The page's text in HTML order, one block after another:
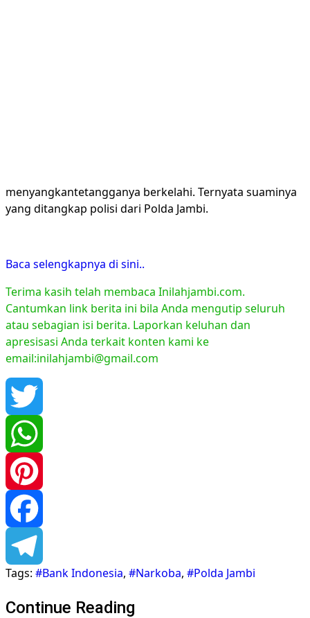
menyangkantetangganya berkelahi. Ternyata suaminya
yang ditangkap polisi dari Polda Jambi.
Baca selengkapnya di sini..
Terima kasih telah membaca Inilahjambi.com.
Cantumkan link berita ini bila Anda mengutip seluruh
atau sebagian isi berita. Laporkan keluhan dan
apresisasi Anda terkait konten kami ke
email:inilahjambi@gmail.com
Twitter
WhatsApp
Pinterest
Facebook
Telegram
Tags: #Bank Indonesia, #Narkoba, #Polda Jambi
Continue Reading